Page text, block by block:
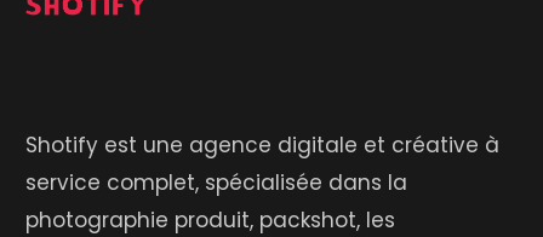
Shotify est une agence digitale et créative à
service complet, spécialisée dans la
photographie produit, packshot, les